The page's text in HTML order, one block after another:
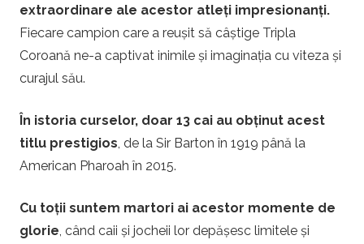
extraordinare ale acestor atleți impresionanți.
Fiecare campion care a reușit să câștige Tripla
Coroană ne-a captivat inimile și imaginația cu viteza și
curajul său.
În istoria curselor, doar 13 cai au obținut acest
titlu prestigios, de la Sir Barton în 1919 până la
American Pharoah în 2015.
Cu toții suntem martori ai acestor momente de
glorie, când caii și jocheii lor depășesc limitele și